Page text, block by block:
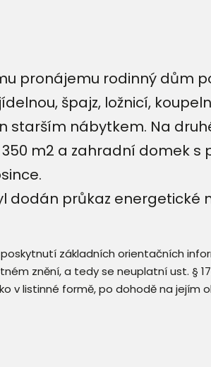
pronájemu rodinný dům
špajz, ložnicí,
nábytkem. Na
m2 a zahradní domek s
dodán průkaz energetické
základních orientačních
znění, a tedy se neuplatní ust. §
v listinné formě, po dohodě na